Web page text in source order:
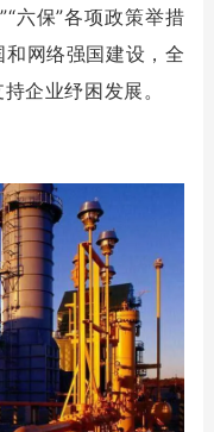
六保”各项政策举措
网络强国建设，全
企业纾困发展。